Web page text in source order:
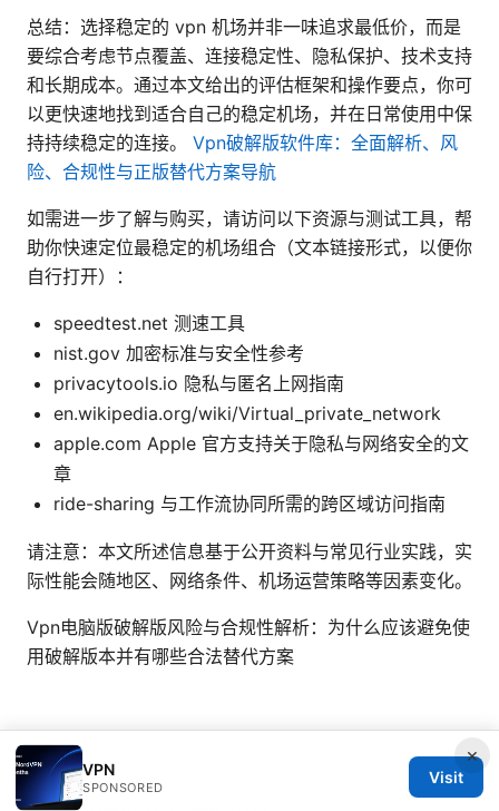
总结：选择稳定的 vpn 机场并非一味追求最低价，而是
要综合考虑节点覆盖、连接稳定性、隐私保护、技术支持
和长期成本。通过本文给出的评估框架和操作要点，你可
以更快速地找到适合自己的稳定机场，并在日常使用中保
持持续稳定的连接。 Vpn破解版软件库：全面解析、风
险、合规性与正版替代方案导航
如需进一步了解与购买，请访问以下资源与测试工具，帮
助你快速定位最稳定的机场组合（文本链接形式，以便你
自行打开）：
speedtest.net 测速工具
nist.gov 加密标准与安全性参考
privacytools.io 隐私与匿名上网指南
en.wikipedia.org/wiki/Virtual_private_network
apple.com Apple 官方支持关于隐私与网络安全的文
章
ride-sharing 与工作流协同所需的跨区域访问指南
请注意：本文所述信息基于公开资料与常见行业实践，实
际性能会随地区、网络条件、机场运营策略等因素变化。
Vpn电脑版破解版风险与合规性解析：为什么应该避免使
用破解版本并有哪些合法替代方案
×
VPN
SPONSORED
Visit